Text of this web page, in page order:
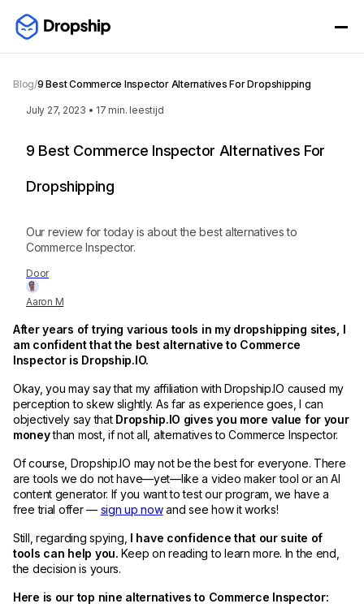
Blog/9 Best Commerce Inspector Alternatives For Dropshipping
July 27, 2023 • 17 min. leestijd
Door
Aaron M
9 Best Commerce Inspector Alternatives For
Dropshipping
Our review for today is about the best alternatives to
Commerce Inspector.
After years of trying various tools in my dropshipping sites, I
am confident that the best alternative to Commerce
Inspector is Dropship.IO.
Okay, you may say that my affiliation with Dropship.IO caused my
perception to skew slightly. As far as experience goes, I can
objectively say that Dropship.IO gives you more value for your
moneythan most, if not all, alternatives to Commerce Inspector.
Of course, Dropship.IO may not be the best for everyone. There
are tools we do not have—yet—like a video maker tool or an AI
content generator. If you want to test our program, we have a
free trial offer — sign up nowand see how it works!
Still, regarding spying, I have confidence that our suite of
tools can help you. Keep on reading to learn more. In the end,
the decision is yours.
Here is our top nine alternatives to Commerce Inspector: